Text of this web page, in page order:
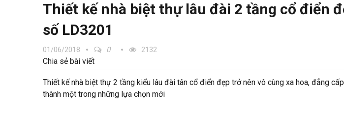
Thiết kế nhà biệt thự lâu đài 2 tầng cổ điển
số LD3201
01/06/2018 0 2132
Chia sẻ bài viết
Thiết kế nhà biệt thự 2 tầng kiểu lâu đài tân cổ điển đẹp trở nên vô cùng xa hoa, đẳng
thành một trong những lựa chọn mới